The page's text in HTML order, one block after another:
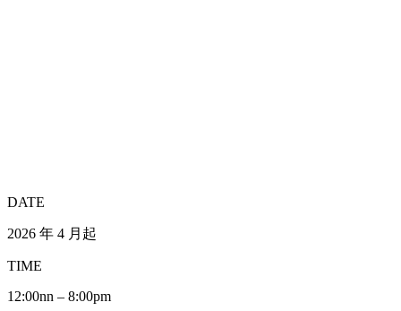
DATE
2026 年 4 月起
TIME
12:00nn – 8:00pm